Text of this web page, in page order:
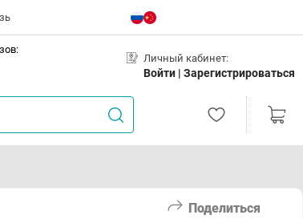
Личный кабинет:
Войти | Зарегистрироваться
Поделиться